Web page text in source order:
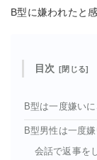
B型に嫌われたと
目次
B型は一度嫌い
B型男性は一度
会話で返事を